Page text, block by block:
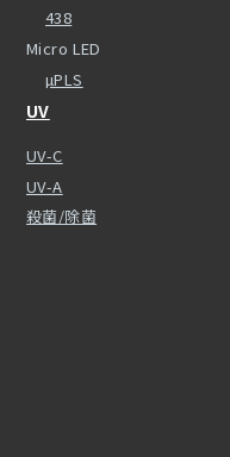
438
Micro LED
µPLS
UV
UV-C
UV-A
殺菌/除菌